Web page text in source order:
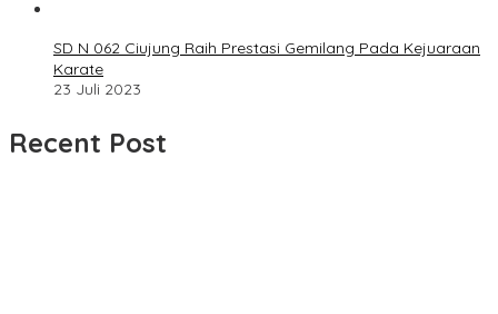
SD N 062 Ciujung Raih Prestasi Gemilang Pada Kejuaraan
Karate
23 Juli 2023
Recent Post